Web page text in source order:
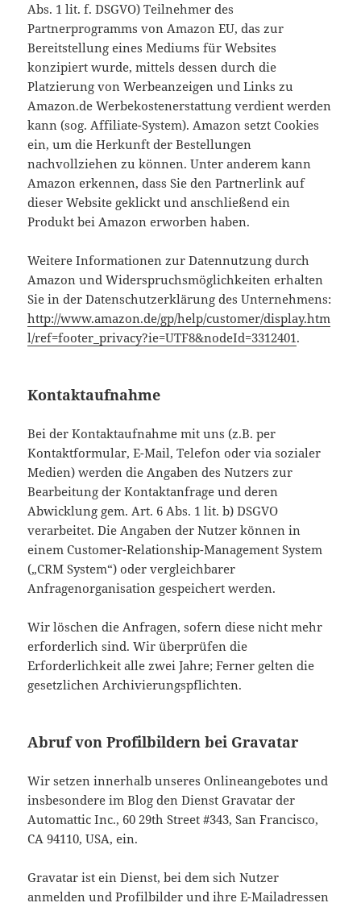
Abs. 1 lit. f. DSGVO) Teilnehmer des
Partnerprogramms von Amazon EU, das zur
Bereitstellung eines Mediums für Websites
konzipiert wurde, mittels dessen durch die
Platzierung von Werbeanzeigen und Links zu
Amazon.de Werbekostenerstattung verdient werden
kann (sog. Affiliate-System). Amazon setzt Cookies
ein, um die Herkunft der Bestellungen
nachvollziehen zu können. Unter anderem kann
Amazon erkennen, dass Sie den Partnerlink auf
dieser Website geklickt und anschließend ein
Produkt bei Amazon erworben haben.
Weitere Informationen zur Datennutzung durch
Amazon und Widerspruchsmöglichkeiten erhalten
Sie in der Datenschutzerklärung des Unternehmens:
http://www.amazon.de/gp/help/customer/display.htm
l/ref=footer_privacy?ie=UTF8&nodeId=3312401.
Kontaktaufnahme
Bei der Kontaktaufnahme mit uns (z.B. per
Kontaktformular, E-Mail, Telefon oder via sozialer
Medien) werden die Angaben des Nutzers zur
Bearbeitung der Kontaktanfrage und deren
Abwicklung gem. Art. 6 Abs. 1 lit. b) DSGVO
verarbeitet. Die Angaben der Nutzer können in
einem Customer-Relationship-Management System
(„CRM System“) oder vergleichbarer
Anfragenorganisation gespeichert werden.
Wir löschen die Anfragen, sofern diese nicht mehr
erforderlich sind. Wir überprüfen die
Erforderlichkeit alle zwei Jahre; Ferner gelten die
gesetzlichen Archivierungspflichten.
Abruf von Profilbildern bei Gravatar
Wir setzen innerhalb unseres Onlineangebotes und
insbesondere im Blog den Dienst Gravatar der
Automattic Inc., 60 29th Street #343, San Francisco,
CA 94110, USA, ein.
Gravatar ist ein Dienst, bei dem sich Nutzer
anmelden und Profilbilder und ihre E-Mailadressen